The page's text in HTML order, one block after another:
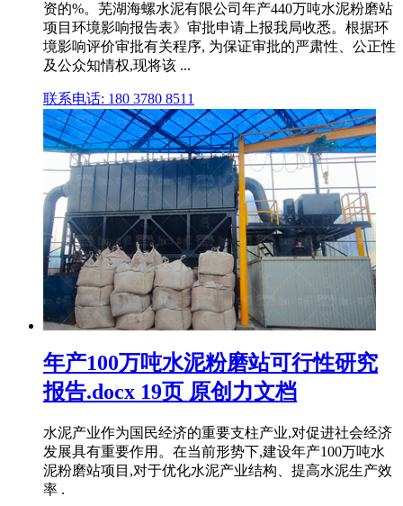
资的%。芜湖海螺水泥有限公司年产440万吨水泥粉磨站
项目环境影响报告表》审批申请上报我局收悉。根据环
境影响评价审批有关程序, 为保证审批的严肃性、公正性
及公众知情权,现将该 ...
联系电话: 180 3780 8511
年产100万吨水泥粉磨站可行性研究
报告.docx 19页 原创力文档
水泥产业作为国民经济的重要支柱产业,对促进社会经济
发展具有重要作用。在当前形势下,建设年产100万吨水
泥粉磨站项目,对于优化水泥产业结构、提高水泥生产效
率 .